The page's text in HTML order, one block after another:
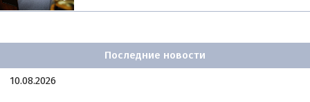
Последние новости
10.08.2026